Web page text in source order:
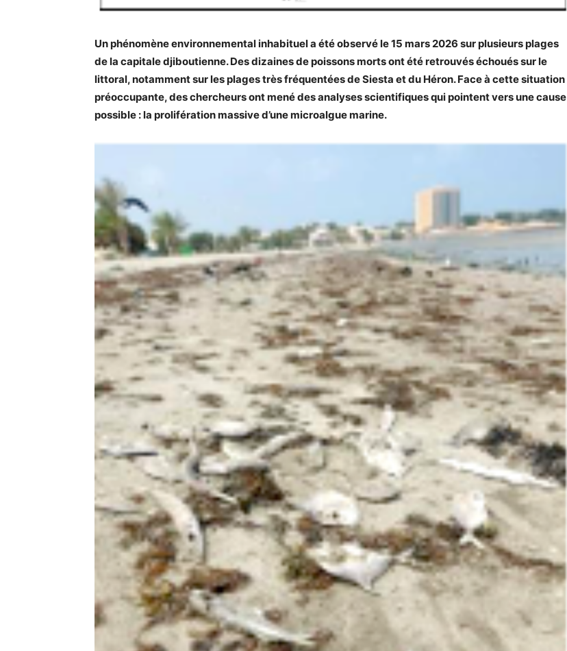
Un phénomène environnemental inhabituel a été observé le 15 mars 2026 sur plusieurs plages
de la capitale djiboutienne. Des dizaines de poissons morts ont été retrouvés échoués sur le
littoral, notamment sur les plages très fréquentées de Siesta et du Héron. Face à cette situation
préoccupante, des chercheurs ont mené des analyses scientifiques qui pointent vers une cause
possible : la prolifération massive d’une microalgue marine.